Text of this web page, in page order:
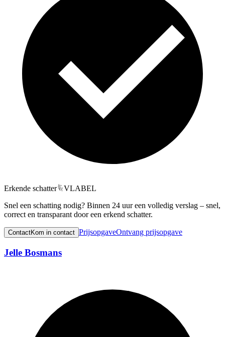
Erkende schatter
VLABEL
Snel een schatting nodig? Binnen 24 uur een volledig verslag – snel,
correct en transparant door een erkend schatter.
ContactKom in contact PrijsopgaveOntvang prijsopgave
Jelle Bosmans